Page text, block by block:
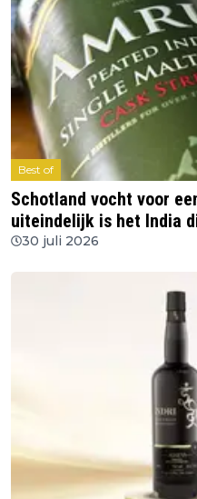
Best of
Schotland vocht voor
uiteindelijk is het India
30 juli 2026